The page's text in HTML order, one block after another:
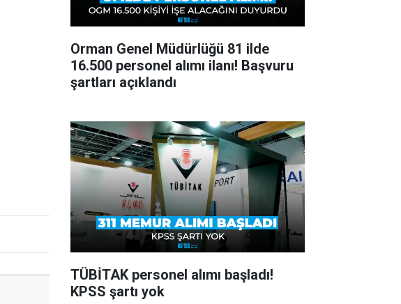
Orman Genel Müdürlüğü 81 ilde
16.500 personel alımı ilanı! Başvuru
şartları açıklandı
TÜBİTAK personel alımı başladı!
KPSS şartı yok